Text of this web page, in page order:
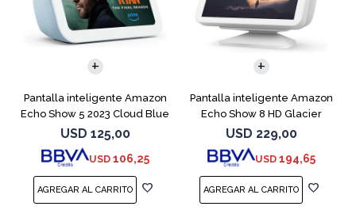
Pantalla inteligente Amazon
Echo Show 5 2023 Cloud Blue
USD 125,00
USD 106,25
Pantalla inteligente Amazon
Echo Show 8 HD Glacier
White
USD 229,00
USD 194,65